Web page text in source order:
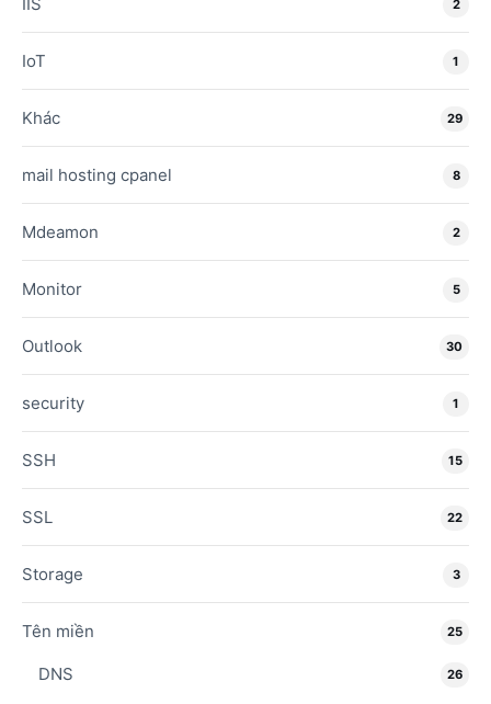
2
IoT 1
Khác 29
mail hosting cpanel 8
Mdeamon 2
Monitor 5
Outlook 30
security 1
SSH 15
SSL 22
Storage 3
Tên miền 25
DNS 26